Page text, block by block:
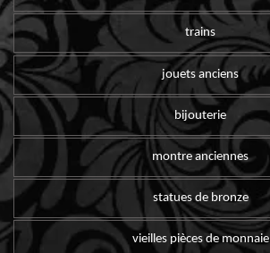
trains
jouets anciens
bijouterie
montre anciennes
statues de bronze
vieilles pièces de monnaie